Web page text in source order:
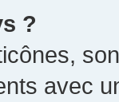
?
avec